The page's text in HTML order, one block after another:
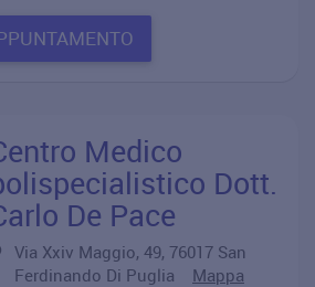
Medico
Dott.
De Pace
Via Xxiv Maggio, 49, 76017 San
Ferdinando Di Puglia Mappa